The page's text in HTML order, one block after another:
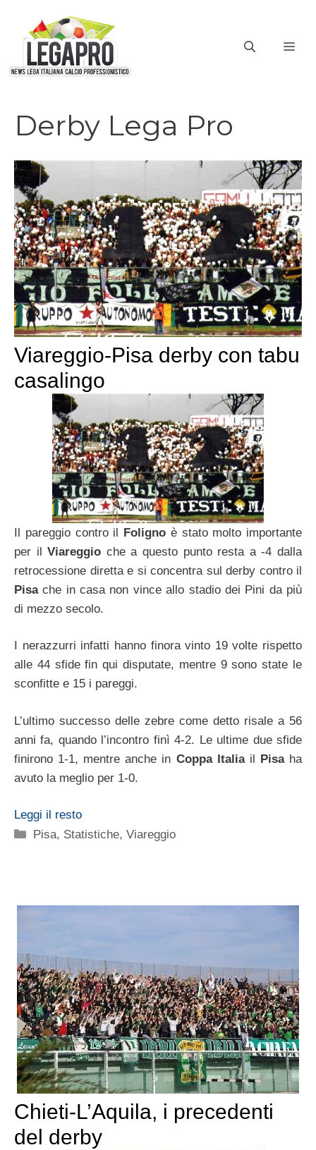
contenuto
Derby Lega Pro
Viareggio-Pisa derby con tabu
casalingo
Il pareggio contro il Foligno è stato molto importante
per ilViareggio che a questo punto resta a -4 dalla
retrocessione diretta e si concentra sul derby contro il
Pisache in casa non vince allo stadio dei Pini da più
di mezzo secolo.
I nerazzurri infatti hanno finora vinto 19 volte rispetto
alle 44 sfide fin qui disputate, mentre 9 sono state le
sconfitte e 15 i pareggi.
L’ultimo successo delle zebre come detto risale a 56
anni fa, quando l’incontro finì 4-2. Le ultime due sfide
finirono 1-1, mentre anche in Coppa Italiail Pisaha
avuto la meglio per 1-0.
Leggi il resto
Categorie
Pisa, Statistiche,Viareggio
Chieti-L’Aquila, i precedenti
del derby